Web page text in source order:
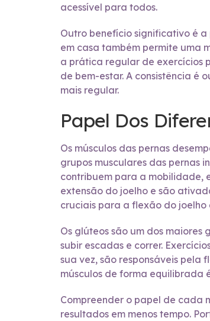
acessível para todos.
Outro benefício significativo é
em casa também permite uma
a prática regular de exercícios
de bem-estar. A consistência é
mais regular.
Papel Dos
Os músculos das pernas
grupos musculares das pernas
contribuem para a mobilidade,
extensão do joelho e são
cruciais para a flexão do
Os glúteos são um dos
subir escadas e correr.
sua vez, são responsáveis pela
músculos de forma equilibrada
Compreender o papel de cada
resultados em menos tempo.